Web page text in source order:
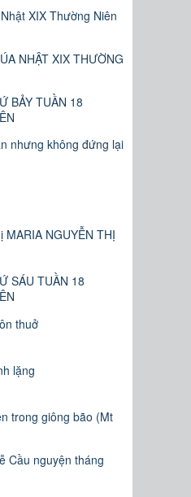
XIX Thường Niên
NHẬT XIX THƯỜNG
BẢY TUẦN 18
nhưng không đứng lại
MARIA NGUYỄN THỊ
SÁU TUẦN 18
thuở
lặng
trong giông bão (Mt
Cầu nguyện tháng